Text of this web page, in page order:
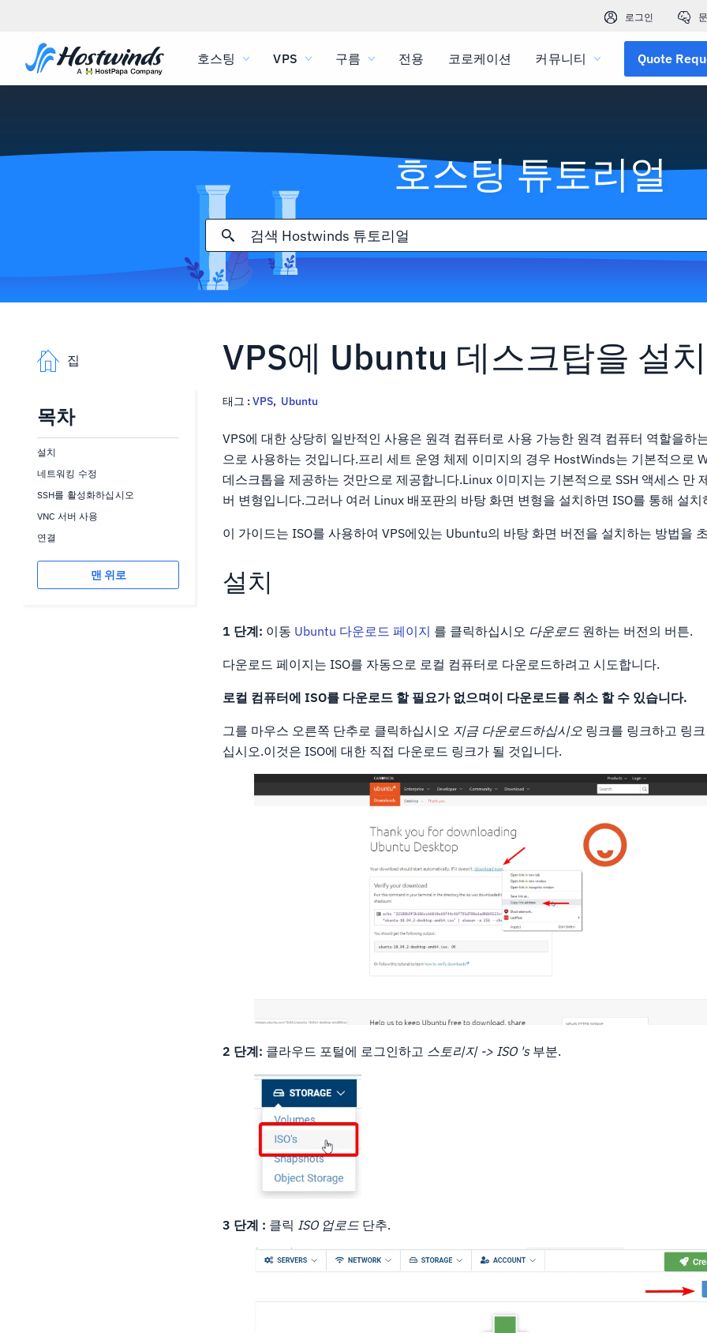
로그인
호스팅 VPS 구름 전용 코로케이션 커뮤니티 Quote
호스팅 튜토리얼
집
목차
설치
네트워킹 수정
SSH를 활성화하십시오
VNC 서버 사용
연결
맨 위로
VPS에 Ubuntu 데스크탑을 설
태그 : VPS, Ubuntu
VPS에 대한 상당히 일반적인 사용은 원격 컴퓨터로 사용 가능한 원격 컴퓨터 역할을하
으로 사용하는 것입니다.프리 세트 운영 체제 이미지의 경우 HostWinds는 기본적으로
데스크톱을 제공하는 것만으로 제공합니다.Linux 이미지는 기본적으로 SSH 액세스 만
버 변형입니다.그러나 여러 Linux 배포판의 바탕 화면 변형을 설치하면 ISO를 통해 설
이 가이드는 ISO를 사용하여 VPS에있는 Ubuntu의 바탕 화면 버전을 설치하는 방법을
설치
1 단계: 이동 Ubuntu 다운로드 페이지 를 클릭하십시오 다운로드 원하는 버전의 버튼.
다운로드 페이지는 ISO를 자동으로 로컬 컴퓨터로 다운로드하려고 시도합니다.
로컬 컴퓨터에 ISO를 다운로드 할 필요가 없으며이 다운로드를 취소 할 수 있습니다.
그를 마우스 오른쪽 단추로 클릭하십시오 지금 다운로드하십시오 링크를 링크하고 링
십시오.이것은 ISO에 대한 직접 다운로드 링크가 될 것입니다.
2 단계: 클라우드 포털에 로그인하고 스토리지 -> ISO 's부분.
3 단계 : 클릭 ISO 업로드 단추.